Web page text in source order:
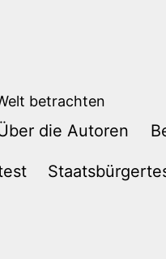
betrachten
die Autoren